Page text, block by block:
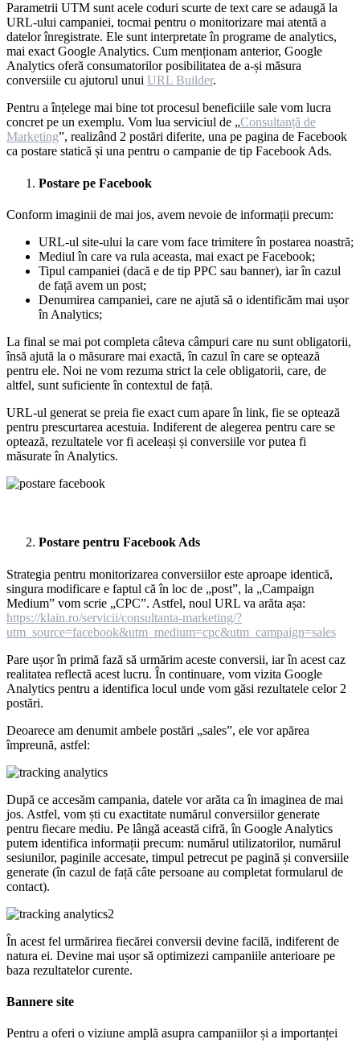
Parametrii UTM sunt acele coduri scurte de text care se adaugă la
URL-ului campaniei, tocmai pentru o monitorizare mai atentă a
datelor înregistrate. Ele sunt interpretate în programe de analytics,
mai exact Google Analytics. Cum menționam anterior, Google
Analytics oferă consumatorilor posibilitatea de a-și măsura
conversiile cu ajutorul unui URL Builder.
Pentru a înțelege mai bine tot procesul beneficiile sale vom lucra
concret pe un exemplu. Vom lua serviciul de „Consultanță de
Marketing”, realizând 2 postări diferite, una pe pagina de Facebook
ca postare statică și una pentru o campanie de tip Facebook Ads.
Postare pe Facebook
Conform imaginii de mai jos, avem nevoie de informații precum:
URL-ul site-ului la care vom face trimitere în postarea noastră;
Mediul în care va rula aceasta, mai exact pe Facebook;
Tipul campaniei (dacă e de tip PPC sau banner), iar în cazul
de față avem un post;
Denumirea campaniei, care ne ajută să o identificăm mai ușor
în Analytics;
La final se mai pot completa câteva câmpuri care nu sunt obligatorii,
însă ajută la o măsurare mai exactă, în cazul în care se optează
pentru ele. Noi ne vom rezuma strict la cele obligatorii, care, de
altfel, sunt suficiente în contextul de față.
URL-ul generat se preia fie exact cum apare în link, fie se optează
pentru prescurtarea acestuia. Indiferent de alegerea pentru care se
optează, rezultatele vor fi aceleași și conversiile vor putea fi
măsurate în Analytics.
Postare pentru Facebook Ads
Strategia pentru monitorizarea conversiilor este aproape identică,
singura modificare e faptul că în loc de „post”, la „Campaign
Medium” vom scrie „CPC”. Astfel, noul URL va arăta așa:
https://klain.ro/servicii/consultanta-marketing/?
utm_source=facebook&utm_medium=cpc&utm_campaign=sales
Pare ușor în primă fază să urmărim aceste conversii, iar în acest caz
realitatea reflectă acest lucru. În continuare, vom vizita Google
Analytics pentru a identifica locul unde vom găsi rezultatele celor 2
postări.
Deoarece am denumit ambele postări „sales”, ele vor apărea
împreună, astfel:
După ce accesăm campania, datele vor arăta ca în imaginea de mai
jos. Astfel, vom ști cu exactitate numărul conversiilor generate
pentru fiecare mediu. Pe lângă această cifră, în Google Analytics
putem identifica informații precum: numărul utilizatorilor, numărul
sesiunilor, paginile accesate, timpul petrecut pe pagină și conversiile
generate (în cazul de față câte persoane au completat formularul de
contact).
În acest fel urmărirea fiecărei conversii devine facilă, indiferent de
natura ei. Devine mai ușor să optimizezi campaniile anterioare pe
baza rezultatelor curente.
Bannere site
Pentru a oferi o viziune amplă asupra campaniilor și a importanței